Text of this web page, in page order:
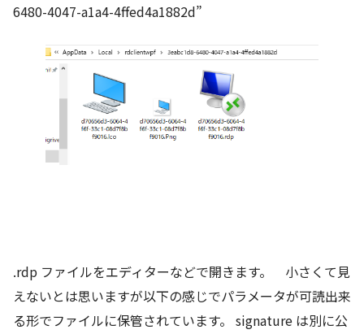
6480-4047-a1a4-4ffed4a1882d”
.rdp ファイルをエディターなどで開きます。 小さくて見
えないとは思いますが以下の感じでパラメータが可読出来
る形でファイルに保管されています。 signature は別に公